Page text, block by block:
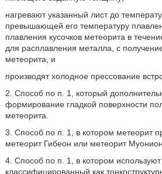
нагревают указанный лист до
превышающей его температуру
плавления кусочков метеорита в
для расплавления металла, с
метеорита, и
производят холодное прессование
2. Способ по п. 1, который
формирование гладкой поверхности
метеорита.
3. Способ по п. 1, в котором метеорит
метеорит Гибеон или метеорит
4. Способ по п. 1, в котором используют
классифицированный как